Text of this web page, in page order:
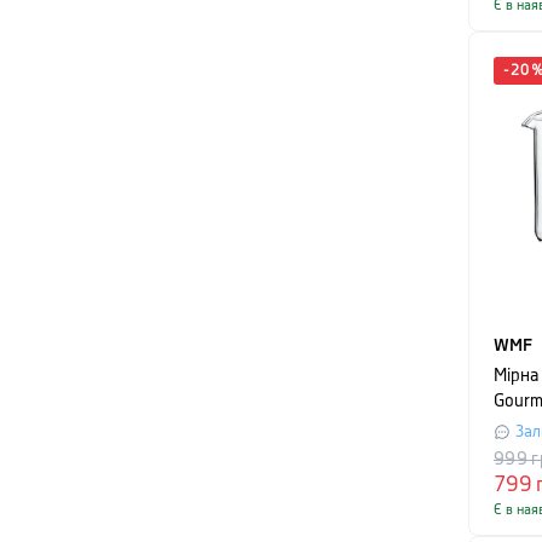
Є в
-20
WMF
799
999
Є в